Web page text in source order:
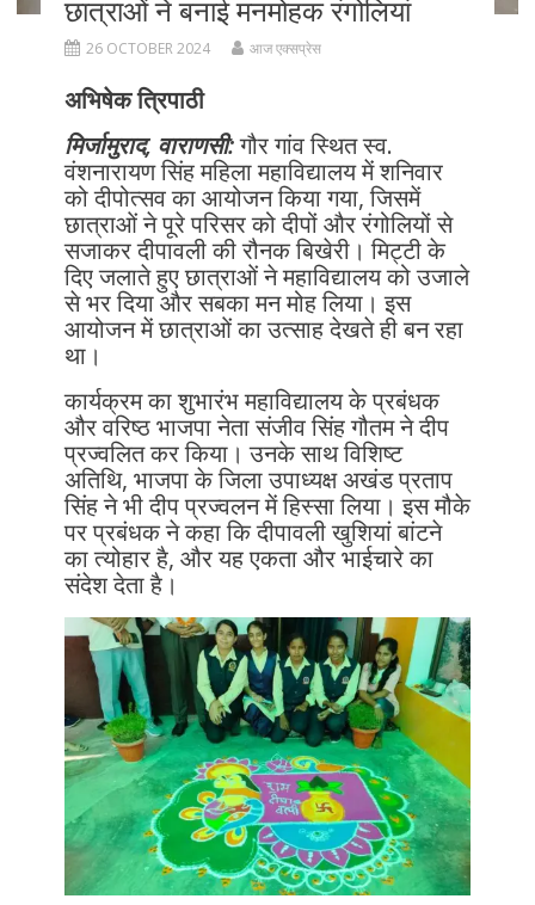
छात्राओं ने बनाई मनमोहक रंगोलियां
26 OCTOBER 2024 आज एक्सप्रेस
अभिषेक त्रिपाठी
मिर्जामुराद, वाराणसी:गौर गांव स्थित स्व.
वंशनारायण सिंह महिला महाविद्यालय में शनिवार
को दीपोत्सव का आयोजन किया गया, जिसमें
छात्राओं ने पूरे परिसर को दीपों और रंगोलियों से
सजाकर दीपावली की रौनक बिखेरी। मिट्टी के
दिए जलाते हुए छात्राओं ने महाविद्यालय को उजाले
से भर दिया और सबका मन मोह लिया। इस
आयोजन में छात्राओं का उत्साह देखते ही बन रहा
था।
कार्यक्रम का शुभारंभ महाविद्यालय के प्रबंधक
और वरिष्ठ भाजपा नेता संजीव सिंह गौतम ने दीप
प्रज्वलित कर किया। उनके साथ विशिष्ट
अतिथि, भाजपा के जिला उपाध्यक्ष अखंड प्रताप
सिंह ने भी दीप प्रज्वलन में हिस्सा लिया। इस मौके
पर प्रबंधक ने कहा कि दीपावली खुशियां बांटने
का त्योहार है, और यह एकता और भाईचारे का
संदेश देता है।